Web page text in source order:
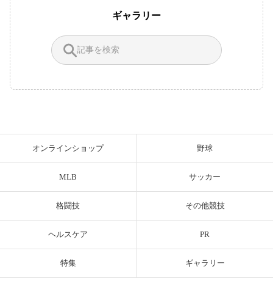
ギャラリー
オンラインショップ 野球
MLB サッカー
格闘技 その他競技
ヘルスケア PR
特集 ギャラリー